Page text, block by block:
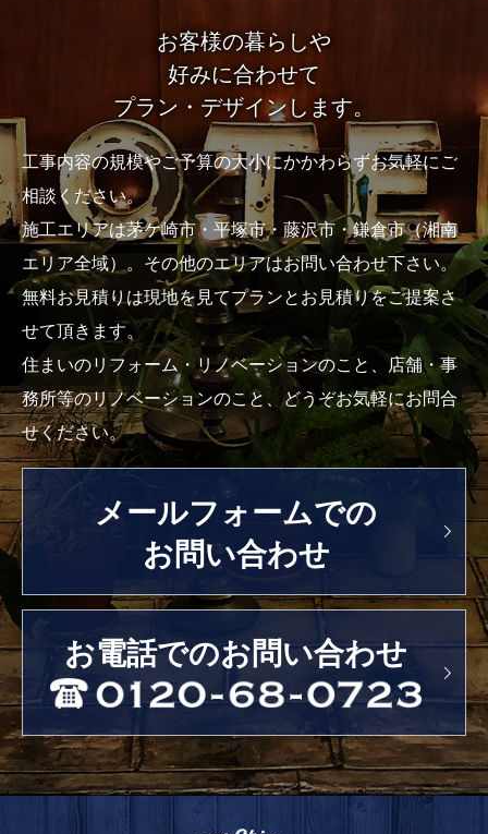
お客様の暮らしや
好みに合わせて
プラン・デザインします。
工事内容の規模やご予算の大小にかかわらずお気軽にご
相談ください。
施工エリアは茅ケ崎市・平塚市・藤沢市・鎌倉市（湘南
エリア全域）。その他のエリアはお問い合わせ下さい。
無料お見積りは現地を見てプランとお見積りをご提案さ
せて頂きます。
住まいのリフォーム・リノベーションのこと、店舗・事
務所等のリノベーションのこと、どうぞお気軽にお問合
せください。
メールフォームでの
お問い合わせ
お電話でのお問い合わせ